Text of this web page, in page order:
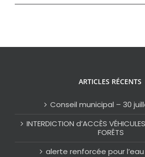
ARTICLES RÉCENTS
Conseil municipal – 30
INTERDICTION d’ACCÈS
FORÊTS
alerte renforcée pour